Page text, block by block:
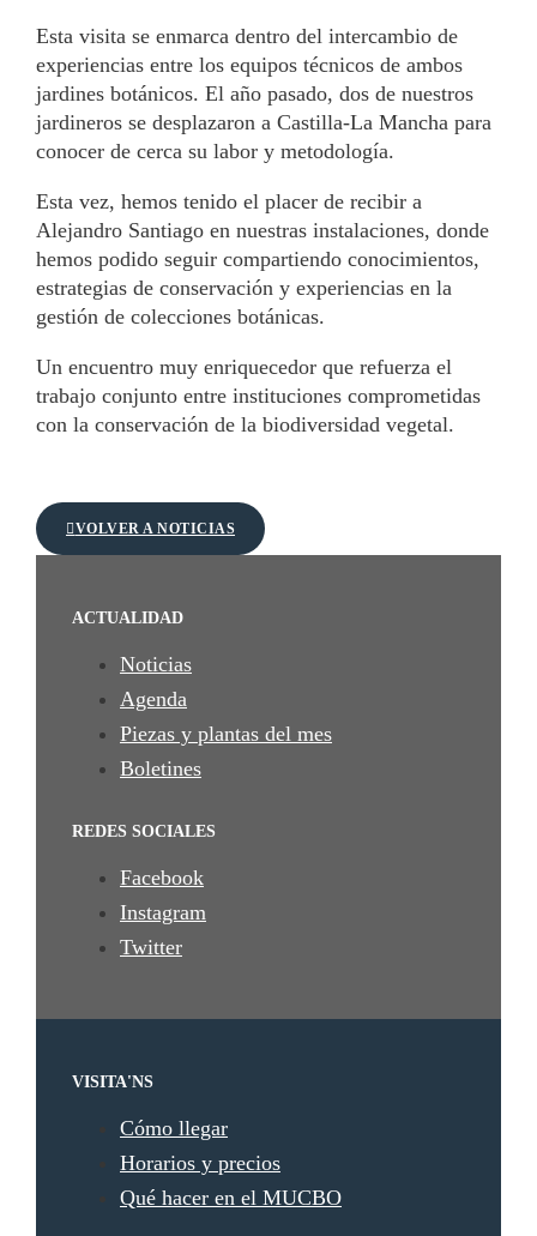
Esta visita se enmarca dentro del intercambio de
experiencias entre los equipos técnicos de ambos
jardines botánicos. El año pasado, dos de nuestros
jardineros se desplazaron a Castilla-La Mancha para
conocer de cerca su labor y metodología.
Esta vez, hemos tenido el placer de recibir a
Alejandro Santiago en nuestras instalaciones, donde
hemos podido seguir compartiendo conocimientos,
estrategias de conservación y experiencias en la
gestión de colecciones botánicas.
Un encuentro muy enriquecedor que refuerza el
trabajo conjunto entre instituciones comprometidas
con la conservación de la biodiversidad vegetal.
VOLVER A NOTICIAS
ACTUALIDAD
Noticias
Agenda
Piezas y plantas del mes
Boletines
REDES SOCIALES
Facebook
Instagram
Twitter
VISITA'NS
Cómo llegar
Horarios y precios
Qué hacer en el MUCBO